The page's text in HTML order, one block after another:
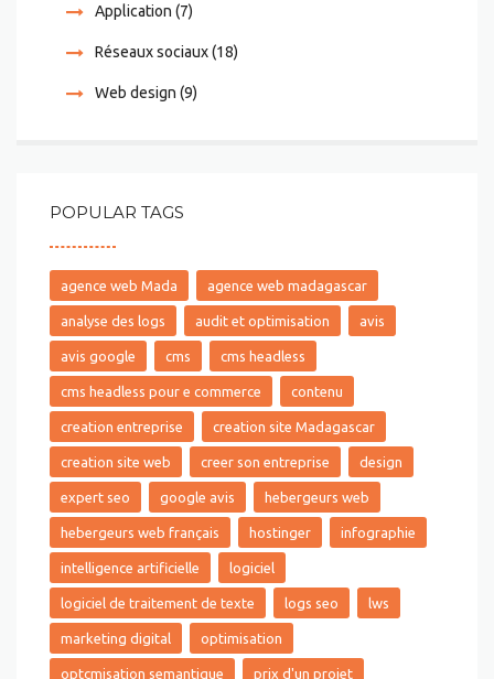
Application (7)
Réseaux sociaux(18)
Web design (9)
POPULAR TAGS
agence web Mada agence web madagascar
analyse des logs audit et optimisation avis
avis google cms cms headless
cms headless pour e commerce contenu
creation entreprise creation site Madagascar
creation site web creer son entreprise design
expert seo google avis hebergeurs web
hebergeurs web français hostinger infographie
intelligence artificielle logiciel
logiciel de traitement de texte logs seo lws
marketing digital optimisation
optçmisation semantique prix d'un projet